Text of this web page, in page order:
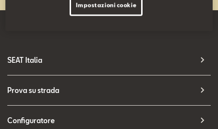
SEAT Italia
Prova su strada
Configuratore
Impostazioni cookie